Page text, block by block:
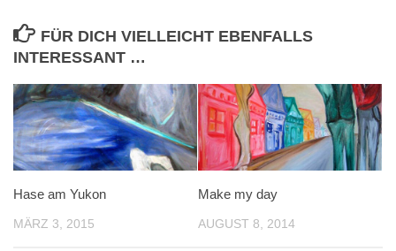
FÜR DICH VIELLEICHT EBENFALLS
INTERESSANT …
Hase am Yukon
MÄRZ 3, 2015
Make my day
AUGUST 8, 2014